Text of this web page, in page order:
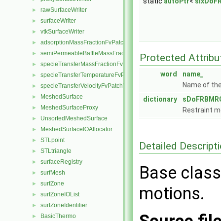
► rawSurfaceWriter
► surfaceWriter
► vtkSurfaceWriter
► adsorptionMassFractionFvPatchScalarField
► semiPermeableBaffleMassFractionFvPatchScalarField
► specieTransferMassFractionFvPatchScalarField
► specieTransferTemperatureFvPatchScalarField
► specieTransferVelocityFvPatchVectorField
► MeshedSurface
► MeshedSurfaceProxy
► UnsortedMeshedSurface
► MeshedSurfaceIOAllocator
► STLpoint
► STLtriangle
► surfaceRegistry
► surfMesh
► surfZone
► surfZoneIOList
► surfZoneIdentifier
► BasicThermo
Protected
word
name_
Name of
dictionary
Restraint
Detailed
Base
motions.